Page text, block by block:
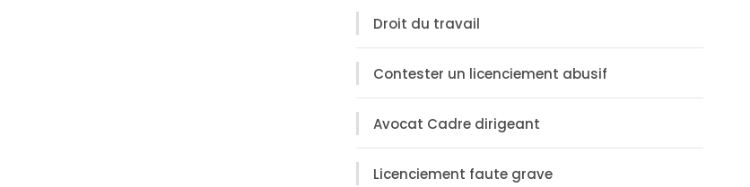
Droit du travail
Contester un licenciement abusif
Avocat Cadre dirigeant
Licenciement faute grave